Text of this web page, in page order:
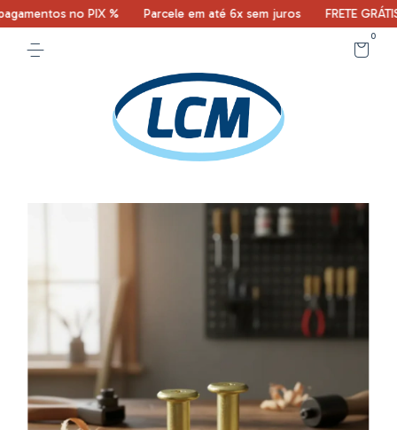
no PIX % Parcele em até 6x sem juros FRETE
0